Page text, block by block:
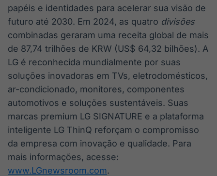
papéis e identidades para acelerar sua visão de
futuro até 2030. Em 2024, as quatro divisões
combinadas geraram uma receita global de mais
de 87,74 trilhões de KRW (US$ 64,32 bilhões). A
LG é reconhecida mundialmente por suas
soluções inovadoras em TVs, eletrodomésticos,
ar-condicionado, monitores, componentes
automotivos e soluções sustentáveis. Suas
marcas premium LG SIGNATURE e a plataforma
inteligente LG ThinQ reforçam o compromisso
da empresa com inovação e qualidade. Para
mais informações, acesse:
www.LGnewsroom.com.